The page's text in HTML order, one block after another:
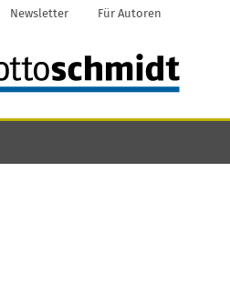
Newsletter Für Autoren